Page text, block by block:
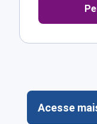
Acesse